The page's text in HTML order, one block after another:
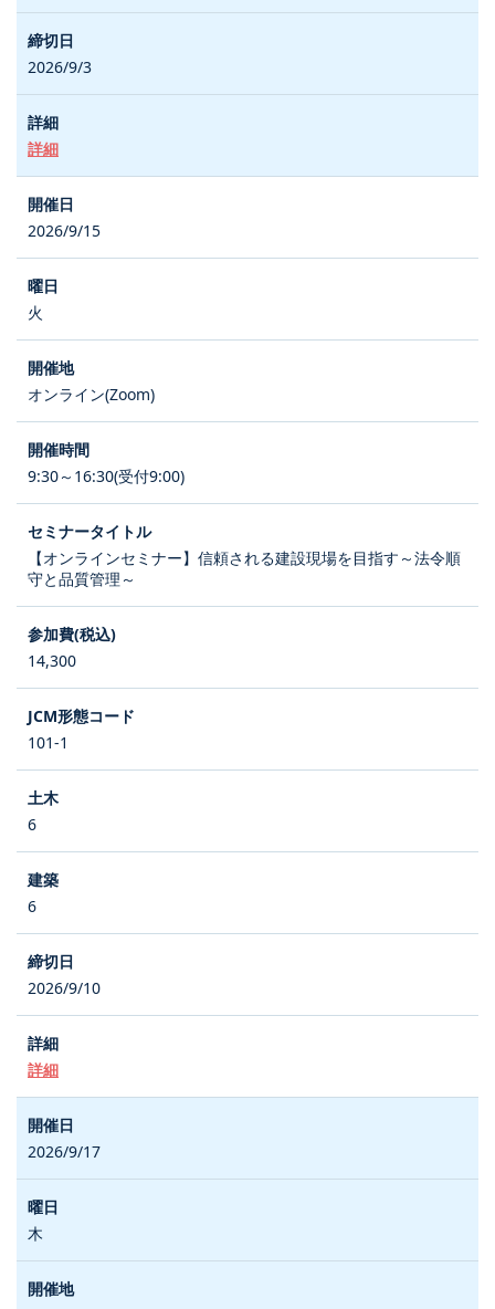
2026/9/3
詳細
2026/9/15
火
オンライン(Zoom)
9:30～16:30(受付9:00)
【オンラインセミナー】信頼される建設現場を目指す～法令順
守と品質管理～
14,300
101-1
6
6
2026/9/10
詳細
2026/9/17
木